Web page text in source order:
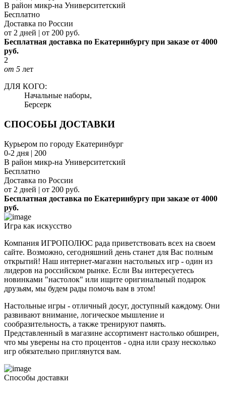
В район микр-на Университетский
Бесплатно
Доставка по России
от 2 дней | от 200 руб.
Бесплатная доставка по Екатеринбургу при заказе от 4000
руб.
2
от 5 лет
ДЛЯ КОГО:
Начальные наборы,
Берсерк
СПОСОБЫ ДОСТАВКИ
Курьером по городу Екатеринбург
0-2 дня | 200
В район микр-на Университетский
Бесплатно
Доставка по России
от 2 дней | от 200 руб.
Бесплатная доставка по Екатеринбургу при заказе от 4000
руб.
Игра как искусство
Компания ИГРОПОЛЮС рада приветствовать всех на своем
сайте. Возможно, сегодняшний день станет для Вас полным
открытий! Наш интернет-магазин настольных игр - один из
лидеров на российском рынке. Если Вы интересуетесь
новинками "настолок" или ищите оригинальный подарок
друзьям, мы будем рады помочь вам в этом!
Настольные игры - отличный досуг, доступный каждому. Они
развивают внимание, логическое мышление и
сообразительность, а также тренируют память.
Представленный в магазине ассортимент настолько обширен,
что мы уверены на сто процентов - одна или сразу несколько
игр обязательно приглянутся вам.
Способы доставки